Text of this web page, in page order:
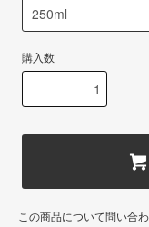
購入数
この商品について問い合